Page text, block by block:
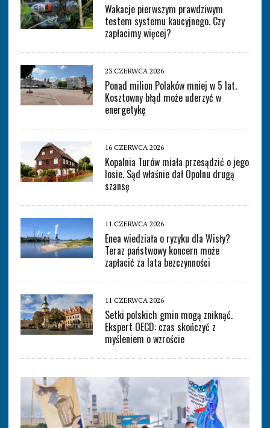
Wakacje pierwszym prawdziwym
testem systemu kaucyjnego. Czy
zapłacimy więcej?
23 CZERWCA 2026
Ponad milion Polaków mniej w 5 lat.
Kosztowny błąd może uderzyć w
energetykę
16 CZERWCA 2026
Kopalnia Turów miała przesądzić o jego
losie. Sąd właśnie dał Opolnu drugą
szansę
11 CZERWCA 2026
Enea wiedziała o ryzyku dla Wisły?
Teraz państwowy koncern może
zapłacić za lata bezczynności
11 CZERWCA 2026
Setki polskich gmin mogą zniknąć.
Ekspert OECD: czas skończyć z
myśleniem o wzroście